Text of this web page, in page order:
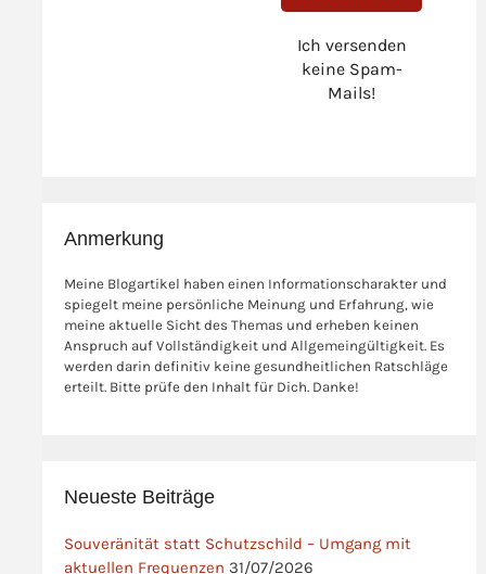
Ich versenden
keine Spam-
Mails!
Anmerkung
Meine Blogartikel haben einen Informationscharakter und
spiegelt meine persönliche Meinung und Erfahrung, wie
meine aktuelle Sicht des Themas und erheben keinen
Anspruch auf Vollständigkeit und Allgemeingültigkeit. Es
werden darin definitiv keine gesundheitlichen Ratschläge
erteilt. Bitte prüfe den Inhalt für Dich. Danke!
Neueste Beiträge
Souveränität statt Schutzschild – Umgang mit
aktuellen Frequenzen 31/07/2026